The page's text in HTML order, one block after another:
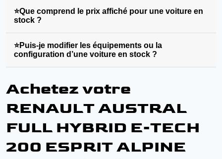
⭐Que comprend le prix affiché pour une voiture en
stock ?
⭐Puis-je modifier les équipements ou la
configuration d’une voiture en stock ?
Achetez votre
RENAULT AUSTRAL
FULL HYBRID E-TECH
200 ESPRIT ALPINE